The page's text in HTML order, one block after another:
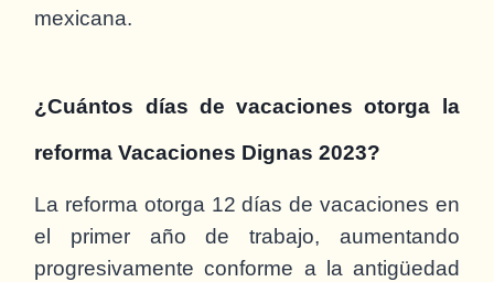
mexicana.
¿Cuántos días de vacaciones otorga la
reforma Vacaciones Dignas 2023?
La reforma otorga 12 días de vacaciones en
el primer año de trabajo, aumentando
progresivamente conforme a la antigüedad